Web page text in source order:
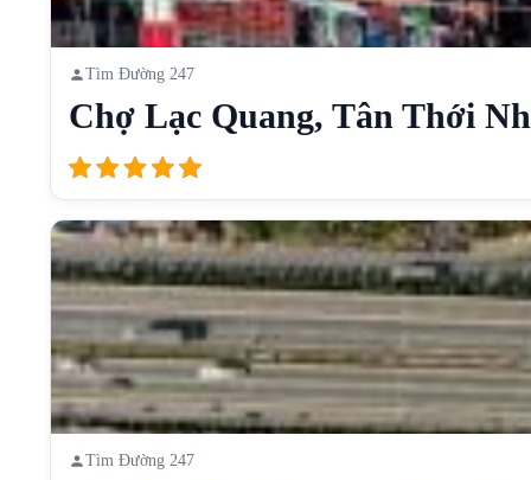
Tìm Đường 247
Chợ Lạc Quang, Tân Thới
Tìm Đường 247